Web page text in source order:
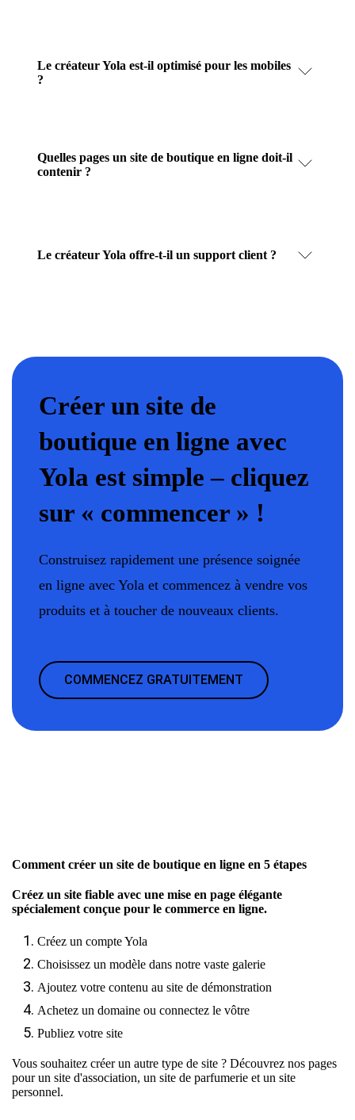
Le créateur Yola est-il optimisé pour les mobiles
?
Quelles pages un site de boutique en ligne doit-il
contenir ?
Le créateur Yola offre-t-il un support client ?
Créer un site de
boutique en ligne avec
Yola est simple – cliquez
sur « commencer » !
Construisez rapidement une présence soignée
en ligne avec Yola et commencez à vendre vos
produits et à toucher de nouveaux clients.
COMMENCEZ GRATUITEMENT
Comment créer un site de boutique en ligne en 5 étapes
Créez un site fiable avec une mise en page élégante
spécialement conçue pour le commerce en ligne.
Créez un compte Yola
Choisissez un modèle dans notre vaste galerie
Ajoutez votre contenu au site de démonstration
Achetez un domaine ou connectez le vôtre
Publiez votre site
Vous souhaitez créer un autre type de site ? Découvrez nos pages
pourun site d'association, un site de parfumerie et un site
personnel.